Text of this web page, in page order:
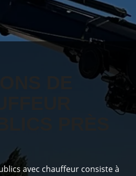
PRÈS
avec chauffeur consiste à